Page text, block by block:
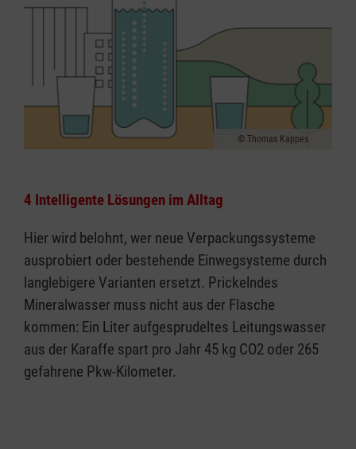
Thomas Kappes
4 Intelligente Lösungen im Alltag
Hier wird belohnt, wer neue Verpackungssysteme
ausprobiert oder bestehende Einwegsysteme durch
langlebigere Varianten ersetzt. Prickelndes
Mineralwasser muss nicht aus der Flasche
kommen: Ein Liter aufgesprudeltes Leitungswasser
aus der Karaffe spart pro Jahr 45 kg CO2 oder 265
gefahrene Pkw-Kilometer.